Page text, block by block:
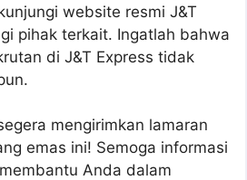
website resmi J&T
pihak terkait. Ingatlah bahwa
di J&T Express tidak
mengirimkan lamaran
emas ini! Semoga informasi
Anda dalam